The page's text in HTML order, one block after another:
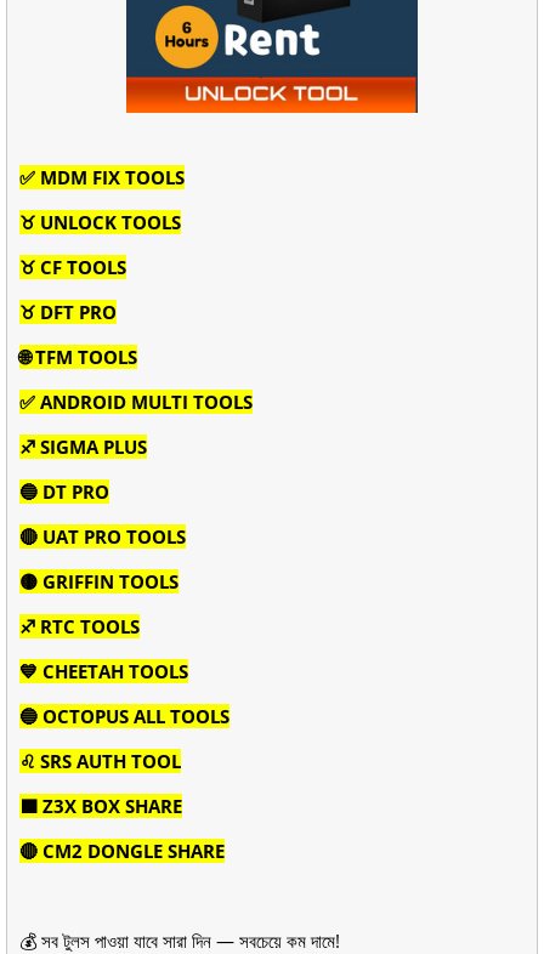
✅ MDM FIX TOOLS
♉ UNLOCK TOOLS
♉ CF TOOLS
♉ DFT PRO
🌐 TFM TOOLS
✅ ANDROID MULTI TOOLS
♐ SIGMA PLUS
🔵 DT PRO
🔴 UAT PRO TOOLS
🟡 GRIFFIN TOOLS
♐ RTC TOOLS
💙 CHEETAH TOOLS
🔵 OCTOPUS ALL TOOLS
♌ SRS AUTH TOOL
🟪 Z3X BOX SHARE
🔴 CM2 DONGLE SHARE
💰 সব টুলস পাওয়া যাবে সারা দিন — সবচেয়ে কম দামে!